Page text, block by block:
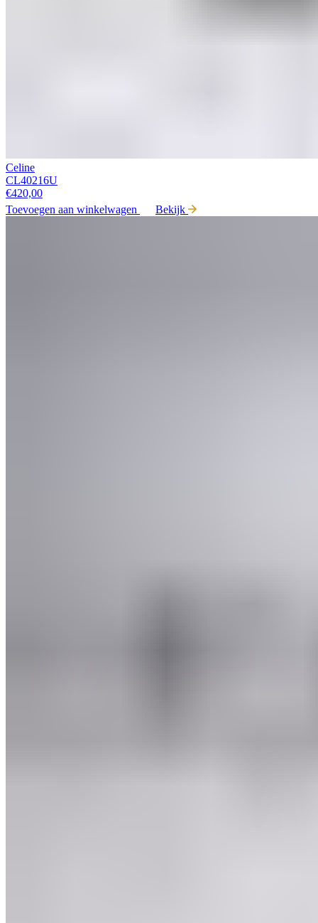
Celine
CL40216U
€420,00
Toevoegen aan winkelwagen
Bekijk